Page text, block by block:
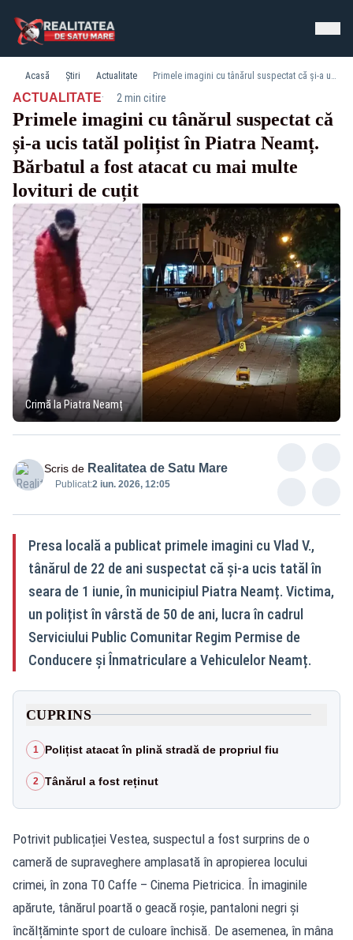
Acasă Știri Actualitate Primele imagini cu tânărul suspectat că și-a ucis tatăl polițist în Piatra Neamț. Bărbatul a fost atacat cu mai multe lovituri de cuțit
ACTUALITATE· 2 min citire
Primele imagini cu tânărul suspectat că
și-a ucis tatăl polițist în Piatra Neamț.
Bărbatul a fost atacat cu mai multe
lovituri de cuțit
Crimă la Piatra Neamț
Scris de Realitatea de Satu Mare
Publicat:2 iun. 2026, 12:05
Presa locală a publicat primele imagini cu Vlad V.,
tânărul de 22 de ani suspectat că și-a ucis tatăl în
seara de 1 iunie, în municipiul Piatra Neamț. Victima,
un polițist în vârstă de 50 de ani, lucra în cadrul
Serviciului Public Comunitar Regim Permise de
Conducere și Înmatriculare a Vehiculelor Neamț.
CUPRINS
1 Polițist atacat în plină stradă de propriul fiu
2 Tânărul a fost reținut
Potrivit publicației Vestea, suspectul a fost surprins de o
cameră de supraveghere amplasată în apropierea locului
crimei, în zona T0 Caffe – Cinema Pietricica. În imaginile
apărute, tânărul poartă o geacă roșie, pantaloni negri și
încălțăminte sport de culoare închisă. De asemenea, în mâna